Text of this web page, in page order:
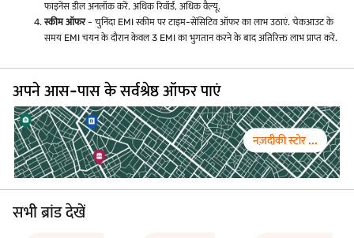
फाइनेंस डील अनलॉक करें. अधिक रिवॉर्ड, अधिक वैल्यू.
स्कीम ऑफर- चुनिंदा EMI स्कीम पर टाइम-सेंसिटिव ऑफर का लाभ उठाएं. चेकआउट के
समय EMI चयन के दौरान केवल 3 EMI का भुगतान करने के बाद अतिरिक्त लाभ प्राप्त करें.
अपने आस-पास के सर्वश्रेष्ठ ऑफर पाएं
नज़दीकी स्टोर ...
सभी ब्रांड देखें